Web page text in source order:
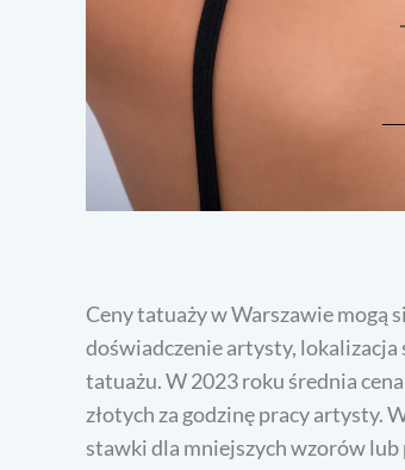
Ceny tatuaży w Warszawie mogą
doświadczenie artysty,
tatuażu. W 2023 roku średnia
złotych za godzinę pracy artysty.
stawki dla mniejszych wzorów